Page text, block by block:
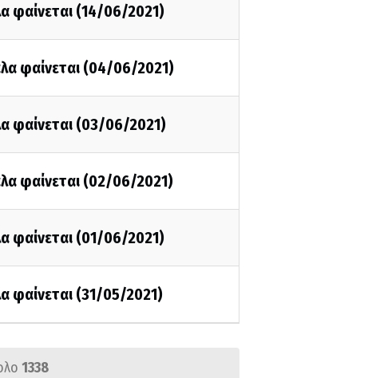
φαίνεται (14/06/2021)
φαίνεται (04/06/2021)
φαίνεται (03/06/2021)
φαίνεται (02/06/2021)
φαίνεται (01/06/2021)
φαίνεται (31/05/2021)
1338